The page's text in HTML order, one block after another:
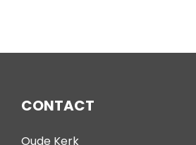
CONTACT
Oude Kerk